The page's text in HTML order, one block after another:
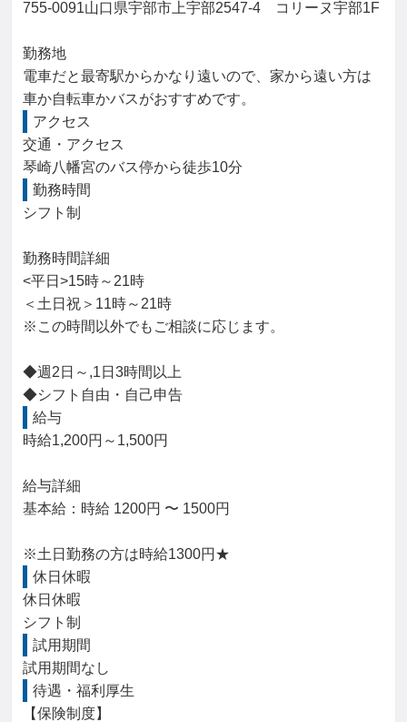
755-0091山口県宇部市上宇部2547-4　コリーヌ宇部1F
勤務地
電車だと最寄駅からかなり遠いので、家から遠い方は
車か自転車かバスがおすすめです。
アクセス
交通・アクセス
琴崎八幡宮のバス停から徒歩10分
勤務時間
シフト制
勤務時間詳細
<平日>15時～21時
＜土日祝＞11時～21時
※この時間以外でもご相談に応じます。
◆週2日～,1日3時間以上
◆シフト自由・自己申告
給与
時給1,200円～1,500円
給与詳細
基本給：時給 1200円 〜 1500円
※土日勤務の方は時給1300円★
休日休暇
休日休暇
シフト制
試用期間
試用期間なし
待遇・福利厚生
【保険制度】